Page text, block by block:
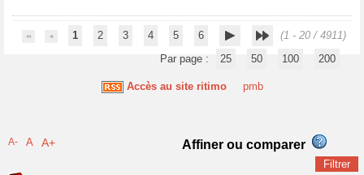
1 2 3 4 5 6
(1 - 20 / 4911)
Par page :
25 50 100 200
Accès au site ritimo pmb
A- A A+ Affiner ou comparer